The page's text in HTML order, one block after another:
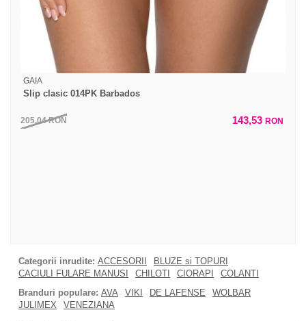
GAIA
Slip clasic 014PK Barbados
205,04RON 143,53 RON
Categorii inrudite: ACCESORII
BLUZE si TOPURI
CACIULI FULARE MANUSI
CHILOTI CIORAPI
COLANTI
Branduri populare: AVA VIKI DE LAFENSE
WOLBAR
JULIMEX
VENEZIANA